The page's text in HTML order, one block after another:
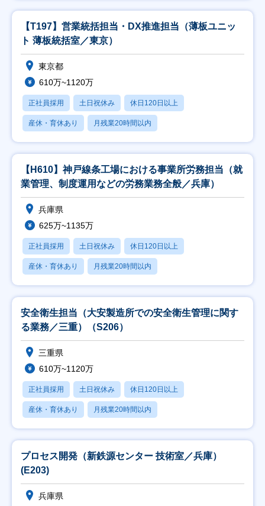
【T197】営業統括担当・DX推進担当（薄板ユニッ
ト 薄板統括室／東京）
東京都
610万~1120万
正社員採用 土日祝休み 休日120日以上
産休・育休あり 月残業20時間以内
【H610】神戸線条工場における事業所労務担当（就
業管理、制度運用などの労務業務全般／兵庫）
兵庫県
625万~1135万
正社員採用 土日祝休み 休日120日以上
産休・育休あり 月残業20時間以内
安全衛生担当（大安製造所での安全衛生管理に関す
る業務／三重）（S206）
三重県
610万~1120万
正社員採用 土日祝休み 休日120日以上
産休・育休あり 月残業20時間以内
プロセス開発（新鉄源センター 技術室／兵庫）
(E203)
兵庫県